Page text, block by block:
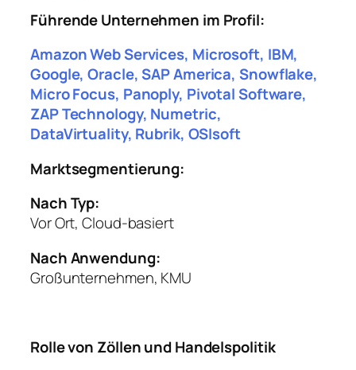
Führende Unternehmen im Profil:
Amazon Web Services, Microsoft, IBM,
Google, Oracle, SAP America, Snowflake,
Micro Focus, Panoply, Pivotal Software,
ZAP Technology, Numetric,
DataVirtuality, Rubrik, OSIsoft
Marktsegmentierung:
Nach Typ:
Vor Ort, Cloud-basiert
Nach Anwendung:
Großunternehmen, KMU
Rolle von Zöllen und Handelspolitik